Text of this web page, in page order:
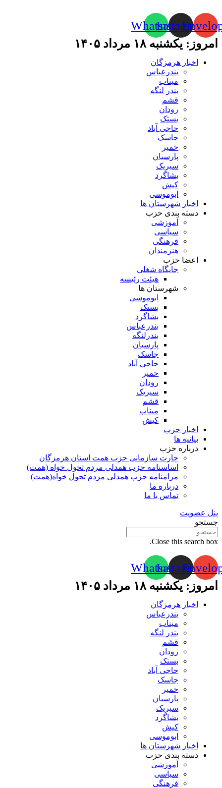
Instagram
Whatsapp
امروز: یکشنبه ۱۸ مرداد ۱۴۰۵
اخبار هرمزگان
بندرعباس
میناب
بندر لنگه
قشم
رودان
بستک
حاجی آباد
جاسک
خمیر
پارسیان
سیریک
بشاگرد
کیش
ابوموسی
اخبار شهرستان ها
دسته بندی حزب
آموزشی
سیاسی
فرهنگی
هنرمندان
اعضا حزب
جایگاه شغلی
هیئت رئیسه
شهرستان ها
ابوموسی
بستک
بشاگرد
بندرعباس
بندرلنگه
پارسیان
جاسک
حاجی آباد
خمیر
رودان
سیریک
قشم
میناب
کیش
اخبار حزب
بیانیه ها
درباره حزب
چارت سازمانی حزب همت استان هرمزگان
اساسنامه حزب همدلی مردم تحول خواه (همت)
مرامنامه حزب همدلی مردم تحول خواه(همت)
درباره ما
تماس با ما
پنل عضویت
جستجو
Close this search box.
Instagram
Whatsapp
امروز: یکشنبه ۱۸ مرداد ۱۴۰۵
اخبار هرمزگان
بندرعباس
میناب
بندر لنگه
قشم
رودان
بستک
حاجی آباد
جاسک
خمیر
پارسیان
سیریک
بشاگرد
کیش
ابوموسی
اخبار شهرستان ها
دسته بندی حزب
آموزشی
سیاسی
فرهنگی